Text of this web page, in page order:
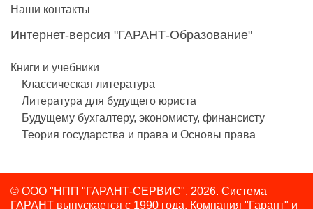
Наши контакты
Интернет-версия "ГАРАНТ-Образование"
Книги и учебники
Классическая литература
Литература для будущего юриста
Будущему бухгалтеру, экономисту, финансисту
Теория государства и права и Основы права
© ООО "НПП "ГАРАНТ-СЕРВИС", 2026. Система
ГАРАНТ выпускается с 1990 года. Компания "Гарант" и